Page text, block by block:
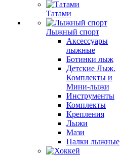
Татами
Лыжный спорт
Аксессуары
лыжные
Ботинки лыж
Детские Лыж.
Комплекты и
Мини-лыжи
Инструменты
Комплекты
Крепления
Лыжи
Мази
Палки лыжные